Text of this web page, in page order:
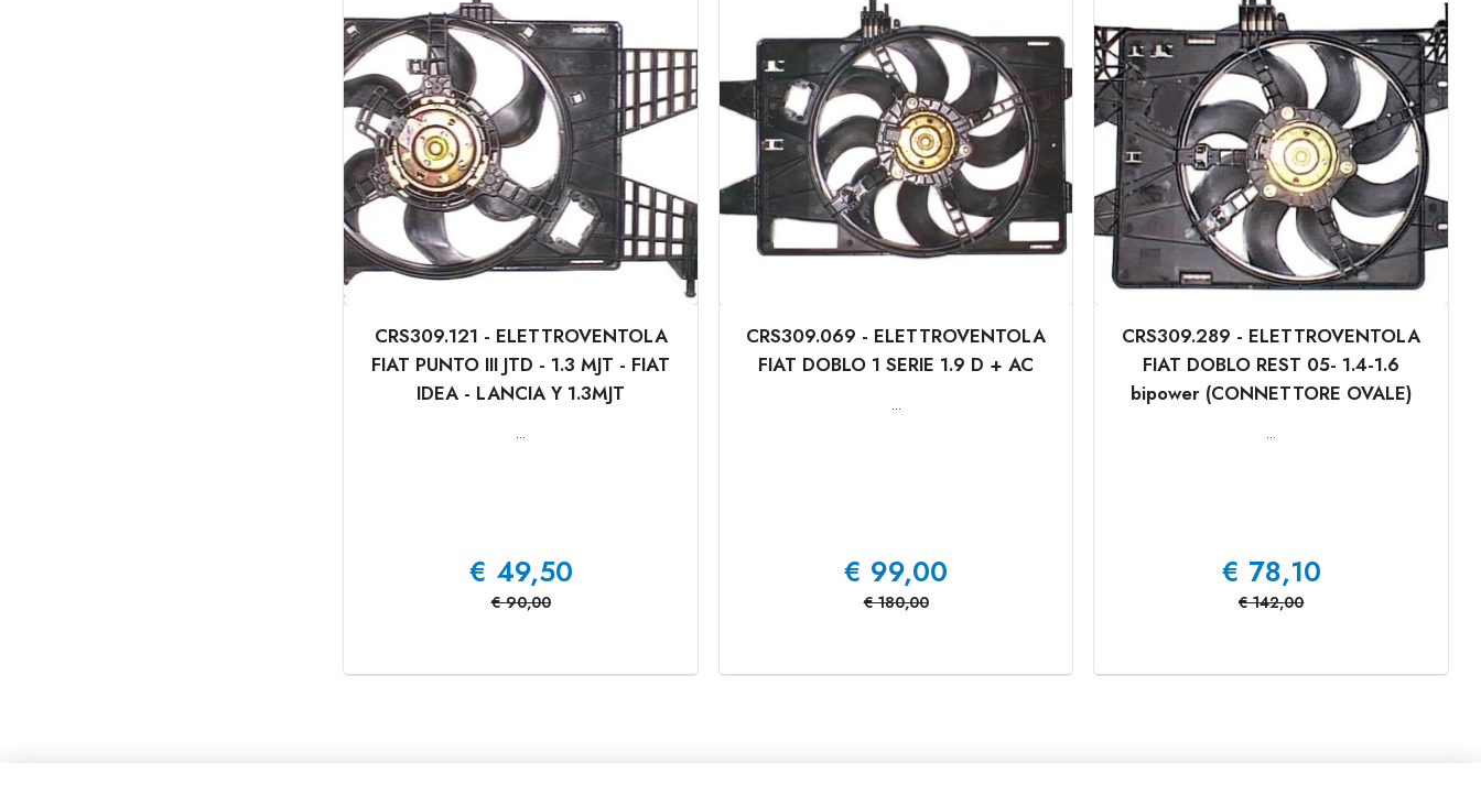
CRS309.121 - ELETTROVENTOLA
FIAT PUNTO III JTD - 1.3 MJT - FIAT
IDEA - LANCIA Y 1.3MJT
...
€ 49,50
€ 90,00
CRS309.069 - ELETTROVENTOLA
FIAT DOBLO 1 SERIE 1.9 D + AC
...
€ 99,00
€ 180,00
CRS309.289 - ELETTROVENTOLA
FIAT DOBLO REST 05- 1.4-1.6
bipower (CONNETTORE OVALE)
...
€ 78,10
€ 142,00